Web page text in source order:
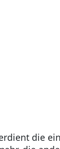
die